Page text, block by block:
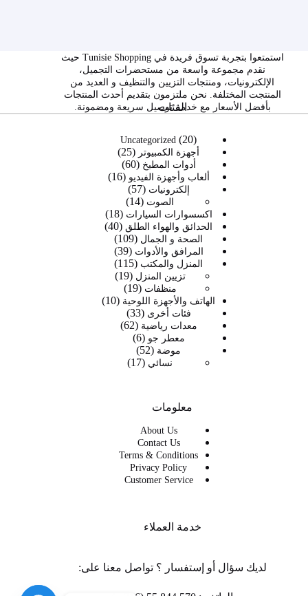
استمتعوا بتجربة تسوق فريدة في Tunisie Shopping حيث
نقدم مجموعة واسعة من مستحضرات التجميل،
الإلكترونيات، ومنتجات التزيين والتنظيف و العديد من
المنتجت المختلفة. نحن ملتزمون بتقديم أحدث المنتجات
بأفضل الأسعار مع خدمة توصيل سريعة ومضمونة.
الفئات
Uncategorized 20
20
منتج
أجهزة الكمبيوتر 25
25
منتج
أدوات المطبخ 60
60
منتج ألعاب وأجهزة الفيديو 16
16
إلكترونيات 57
57
منتج
الصوت 14
14
منتجاكسسوارات السيارات 18
18
منتج
الحدائق والهواء الطلق 40
40
الصحة و الجمال 109
109
منتجات
المرافق والأدوات 39
39
منتج
المنزل والمكتب 115
115
منتج
تزيين المنزل 19
19
منظفات 19
19
منتجالهاتف والأجهزة اللوحية 10
10
فئات أخرى 33
33
منتج
معدات رياضية 62
62
معطر جو 6
6
منتجات
موضة 52
52
منتج
نسائي 17
17
معلومات
About Us
Contact Us
Terms & Conditions
Privacy Policy
Customer Service
خدمة العملاء
لديك سؤال أو إستفسار ؟ تواصل معنا على: